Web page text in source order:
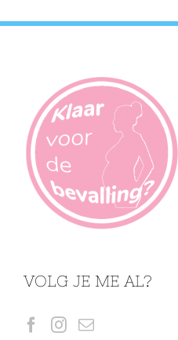
VOLG JE ME AL?